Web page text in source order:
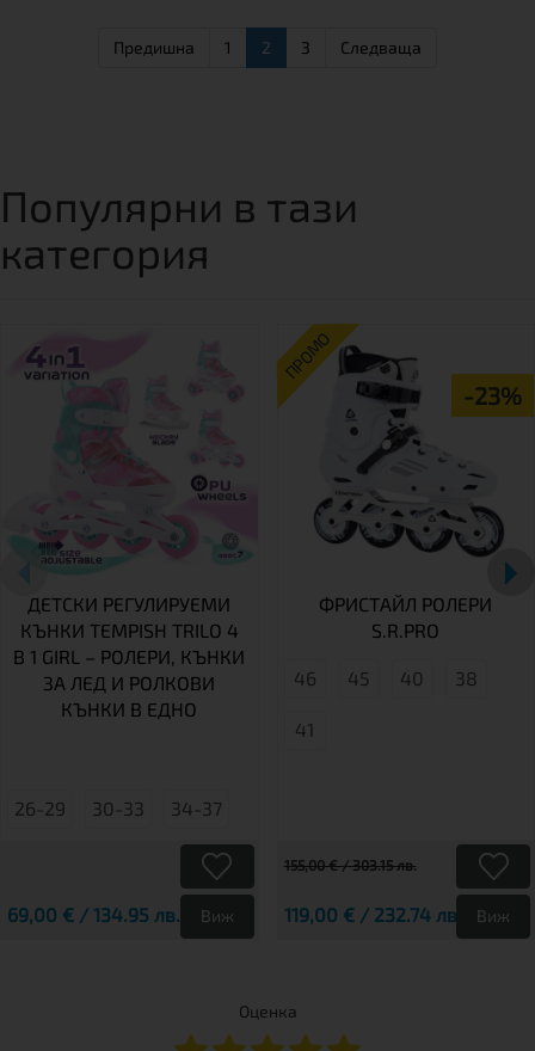
Предишна 1 2 3 Следваща
Популярни в тази
категория
ДЕТСКИ РЕГУЛИРУЕМИ
КЪНКИ TEMPISH TRILO 4
В 1 GIRL – РОЛЕРИ, КЪНКИ
ЗА ЛЕД И РОЛКОВИ
КЪНКИ В ЕДНО
26-29 30-33 34-37
69,00 € / 134.95 лв. Виж
ПРОМО
-23%
ФРИСТАЙЛ РОЛЕРИ
S.R.PRO
46 45 40 38
41
155,00 € / 303.15 лв.
119,00 € / 232.74 лв. Виж
Оценка